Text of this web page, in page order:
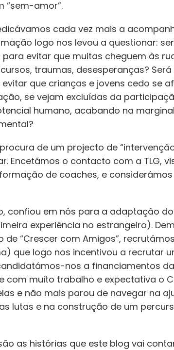
“sem-amor”.
cada vez mais a
logo nos levou a questionar:
evitar que muitas cheguem às
traumas, desesperanças?
que crianças e jovens cedo se
se vejam excluídas da
humano, acabando na
de um projecto de
Encetámos o contacto com a TLG,
de coaches, e
confiou em nós para a adaptação do
experiência no estrangeiro).
de “Crescer com Amigos”,
que logo nos incentivou a recrutar
nos a financiamentos
com muito trabalho e expectativa o
e não mais parou de navegar na
lutas e na construção de um
as histórias que este blog vai